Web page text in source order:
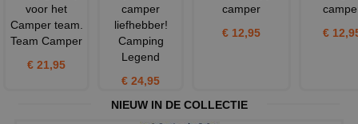
voor het
Camper team.
Team Camper
€ 21,95
camper
liefhebber!
Camping
Legend
€ 24,95
camper
€ 12,95
€
NIEUW IN DE COLLECTIE